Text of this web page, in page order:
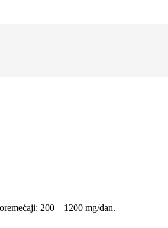
200—1200 mg/dan.